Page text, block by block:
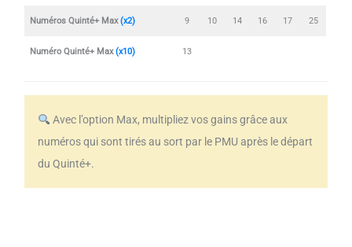
Numéros Quinté+ Max(x2) 9 10 14 16 17 25
Numéro Quinté+ Max(x10) 13
Avec l’option Max, multipliez vos gains grâce aux
numéros qui sont tirés au sort par le PMU après le départ
du Quinté+.